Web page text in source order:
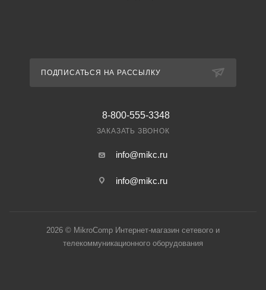
ПОДПИСАТЬСЯ НА РАССЫЛКУ
8-800-555-3348
ЗАКАЗАТЬ ЗВОНОК
info@mikc.ru
info@mikc.ru
2026 © MikroComp Интернет-магазин сетевого и
телекоммуникационного оборудования